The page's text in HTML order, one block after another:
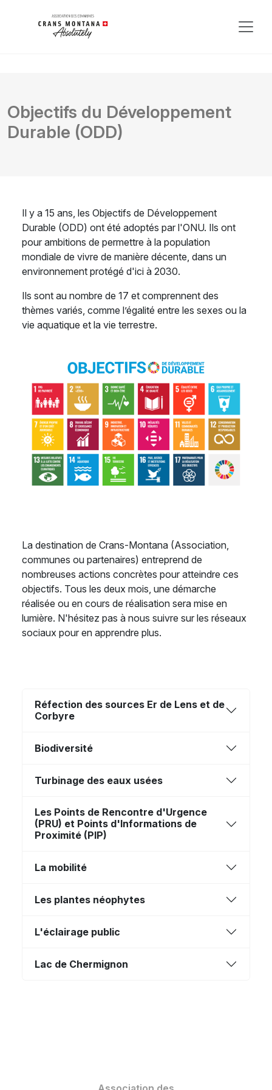
Objectifs du Développement
Durable (ODD)
Il y a 15 ans, les Objectifs de Développement
Durable (ODD) ont été adoptés par l'ONU. Ils ont
pour ambitions de permettre à la population
mondiale de vivre de manière décente, dans un
environnement protégé d'ici à 2030.
Ils sont au nombre de 17 et comprennent des
thèmes variés, comme l’égalité entre les sexes ou la
vie aquatique et la vie terrestre.
La destination de Crans-Montana (Association,
communes ou partenaires) entreprend de
nombreuses actions concrètes pour atteindre ces
objectifs. Tous les deux mois, une démarche
réalisée ou en cours de réalisation sera mise en
lumière. N'hésitez pas à nous suivre sur les réseaux
sociaux pour en apprendre plus.
Réfection des sources Er de Lens et de
Corbyre
Biodiversité
Turbinage des eaux usées
Les Points de Rencontre d'Urgence
(PRU) et Points d'Informations de
Proximité (PIP)
La mobilité
Les plantes néophytes
L'éclairage public
Lac de Chermignon